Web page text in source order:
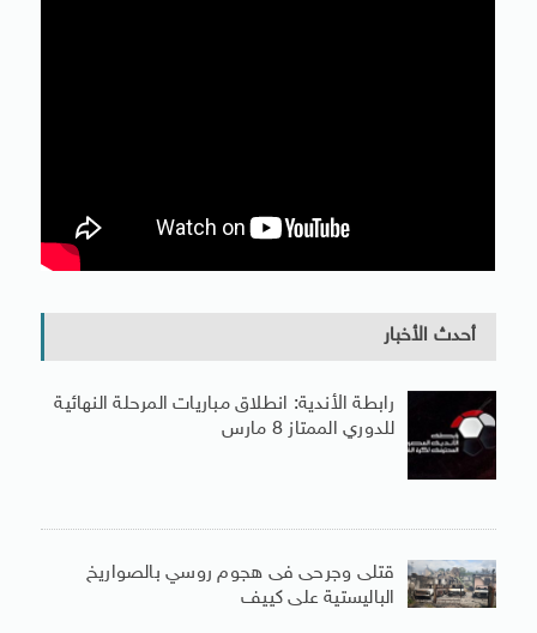
أحدث الأخبار
رابطة الأندية: انطلاق مباريات المرحلة النهائية
للدوري الممتاز 8 مارس
قتلى وجرحى فى هجوم روسي بالصواريخ
الباليستية على كييف